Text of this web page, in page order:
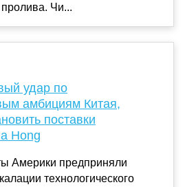
Чи...
удар по
амбициям Китая,
поставки
Hong
Америки предприняли
технологического